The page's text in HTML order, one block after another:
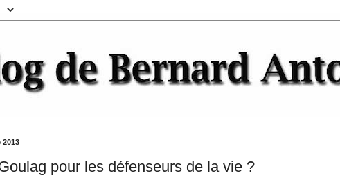
2013
pour les défenseurs de la vie ?